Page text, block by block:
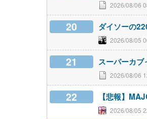
2026/08/06
20 ダイソーの
2026/08/05
21 スーパーカ
2026/08/06
22 【悲報】
2026/08/05